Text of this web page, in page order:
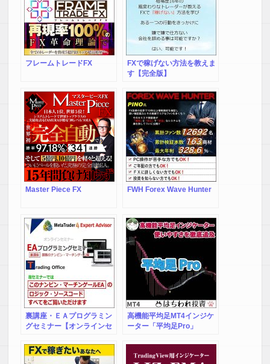
フレームトレードFX
FXで稼げない方法を教えま
す【完全版】
Master Piece FX FWH Forex Wave Hunter
裏講座・ＥＡプログラミン
グセミナー【オンラインセ
高機能平均足MT4インジケ
ーター「平均足Pro」